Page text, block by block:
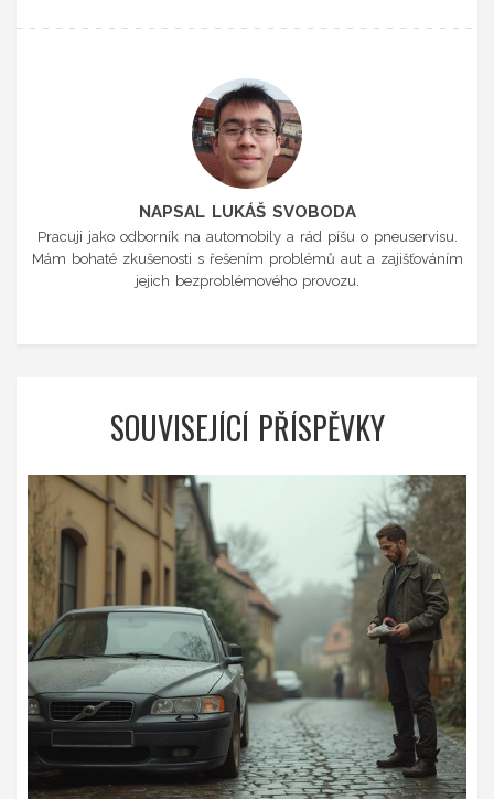
NAPSAL LUKÁŠ SVOBODA
Pracuji jako odborník na automobily a rád píšu o pneuservisu.
Mám bohaté zkušenosti s řešením problémů aut a zajišťováním
jejich bezproblémového provozu.
SOUVISEJÍCÍ PŘÍSPĚVKY